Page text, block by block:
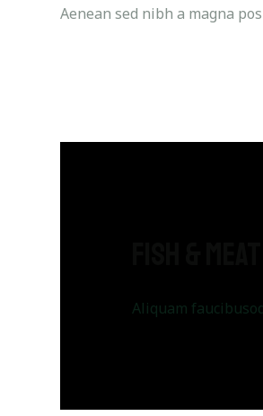
Aenean sed nibh a magna
Aliquam